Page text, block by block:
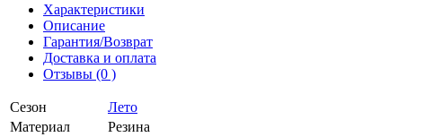
Характеристики
Описание
Гарантия/Возврат
Доставка и оплата
Отзывы (0 )
Сезон
Лето
Материал
Резина